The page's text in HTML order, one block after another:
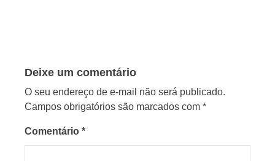
Deixe um comentário
O seu endereço de e-mail não será publicado.
Campos obrigatórios são marcados com *
Comentário *